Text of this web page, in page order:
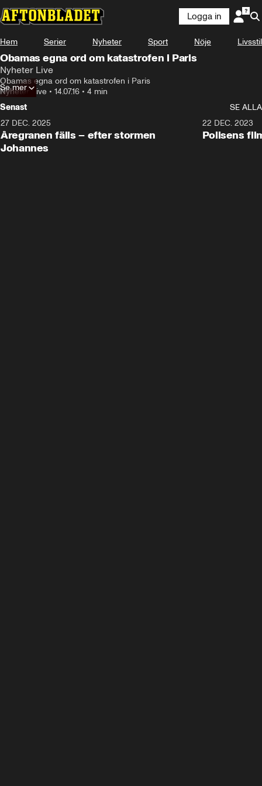
Logga in
Hem Serier Nyheter Sport Nöje Livsstil
Obamas egna ord om katastrofen i Paris
Nyheter Live
Obamas egna ord om katastrofen i Paris
Nyheter Live • 14.07.16 • 4 min
Se mer
Senast
SE ALLA
27 DEC. 2025
Åregranen fälls – efter stormen
Johannes
22 DEC. 2023
Polisens